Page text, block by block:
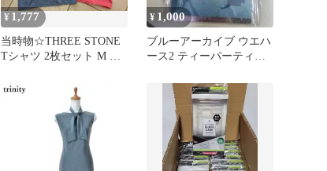
¥ 1,777
当時物☆THREE STONE
Tシャツ 2枚セット M 杢
¥ 1,000
ブルーアーカイブ ウエハ
ース2 ティーパーティー